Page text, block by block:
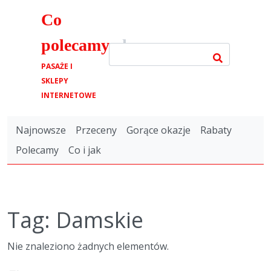
Co
polecamy.pl
PASAŻE I
SKLEPY
INTERNETOWE
Najnowsze Przeceny Gorące okazje
Rabaty
Polecamy
Co i jak
Tag: Damskie
Nie znaleziono żadnych elementów.